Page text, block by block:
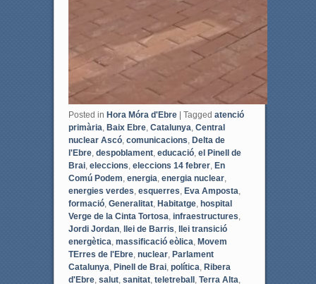
Posted in Hora Móra d'Ebre | Tagged atenció
primària Baix Ebre, Catalunya Central
nuclear Ascó, comunicacions Delta de
l'Ebre, despoblament, educació, el Pinell de
Brai, eleccions eleccions 14 febrer, En
Comú Podem energia energia nuclear,
energies verdes esquerres Eva Amposta
formació, Generalitat, Habitatge, hospital
Verge de la Cinta Tortosa infraestructures
Jordi Jordan, llei de Barris llei transició
energètica massificació eòlica Movem
TErres de l'Ebre, nuclear, Parlament
Catalunya Pinell de Brai, política Ribera
d'Ebre, salut, sanitat, teletreball, Terra Alta